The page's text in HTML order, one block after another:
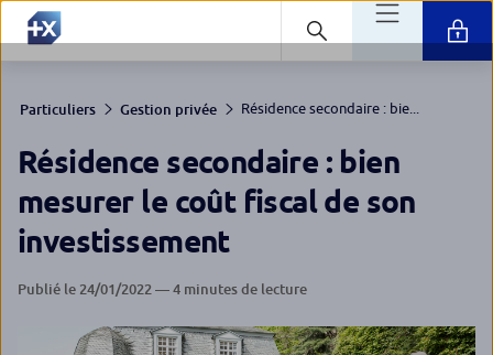
Particuliers Gestion privée Résidence secondaire : bie...
Résidence secondaire : bien
mesurer le coût fiscal de son
investissement
Publié le 24/01/2022 — 4 minutes de lecture